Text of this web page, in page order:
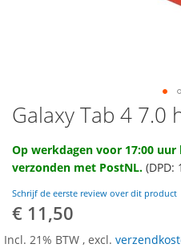
Ga
naar
het
begin
van
de
afbeeldingen-
gallerij
Galaxy Tab 4 7.0
Op werkdagen voor 17:00 uur
verzonden met PostNL. (DPD:
Schrijf de eerste review over dit product
€ 11,50
Incl. 21% BTW , excl.